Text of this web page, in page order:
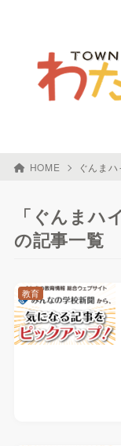
HOME ぐんま
「ぐんまハ
の記事一覧
教育